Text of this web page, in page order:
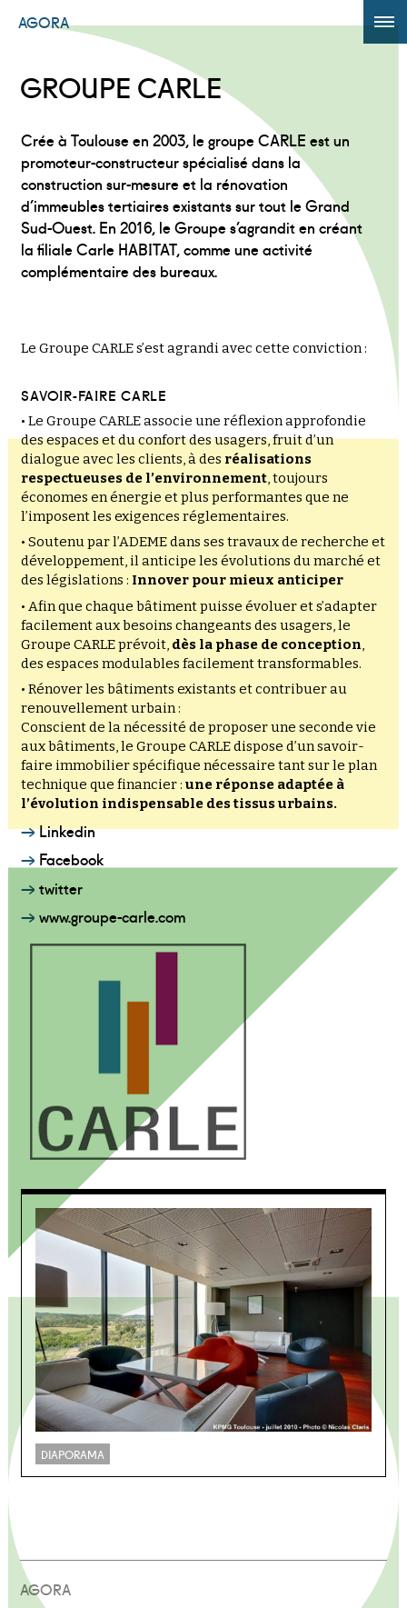
AGORA
AGORA +
Powered by Translate
GROUPE CARLE
Crée à Toulouse en 2003, le groupe CARLE est un
promoteur-constructeur spécialisé dans la
construction sur-mesure et la rénovation
d’immeubles tertiaires existants sur tout le Grand
Sud-Ouest. En 2016, le Groupe s’agrandit en créant
la filiale Carle HABITAT, comme une activité
complémentaire des bureaux.
Le Groupe CARLE s’est agrandi avec cette conviction :
SAVOIR-FAIRE CARLE
• Le Groupe CARLE associe une réflexion approfondie
des espaces et du confort des usagers, fruit d’un
dialogue avec les clients, à des réalisations
respectueuses de l’environnement , toujours
économes en énergie et plus performantes que ne
l’imposent les exigences réglementaires.
• Soutenu par l’ADEME dans ses travaux de recherche et
développement, il anticipe les évolutions du marché et
des législations : Innover pour mieux anticiper
• Afin que chaque bâtiment puisse évoluer et s’adapter
facilement aux besoins changeants des usagers, le
Groupe CARLE prévoit, dès la phase de conception
des espaces modulables facilement transformables.
• Rénover les bâtiments existants et contribuer au
renouvellement urbain :
Conscient de la nécessité de proposer une seconde vie
aux bâtiments, le Groupe CARLE dispose d’un savoir-
faire immobilier spécifique nécessaire tant sur le plan
technique que financier : une réponse adaptée à
l’évolution indispensable des tissus urbains.
Linkedin
Facebook
twitter
www.groupe-carle.com
DIAPORAMA
AGORA